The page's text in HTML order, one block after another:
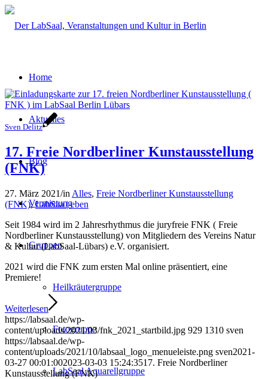
Home
Aktuelles
Blog
Vermietung
Gruppen
Heilkräutergruppe
Fotogruppe
LabSaal Aquarellgruppe
Sven Delitz
17. Freie Nordberliner Kunstausstellung
(FNK)
27. März 2021/in Alles, Freie Nordberliner Kunstausstellung
(FNK),LabSaa | eben
Seit 1984 wird im 2 Jahresrhythmus die juryfreie FNK ( Freie
Nordberliner Kunstausstellung) von Mitgliedern des Vereins Natur
& Kultur (LabSaal-Lübars) e.V. organisiert.
2021 wird die FNK zum ersten Mal online präsentiert, eine
Premiere!
Weiterlesen
https://labsaal.de/wp-
content/uploads/2021/03/fnk_2021_startbild.jpg 929 1310 sven
https://labsaal.de/wp-
content/uploads/2021/10/labsaal_logo_menueleiste.png sven2021-
03-27 00:01:002023-03-03 15:24:3517. Freie Nordberliner
Kunstausstellung (FNK)